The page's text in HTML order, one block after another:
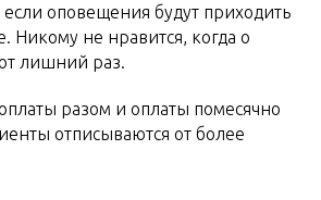
оповещения будут приходить
Никому не нравится, когда о
лишний раз.
разом и оплаты помесячно
отписываются от более